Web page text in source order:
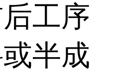
工序
半成